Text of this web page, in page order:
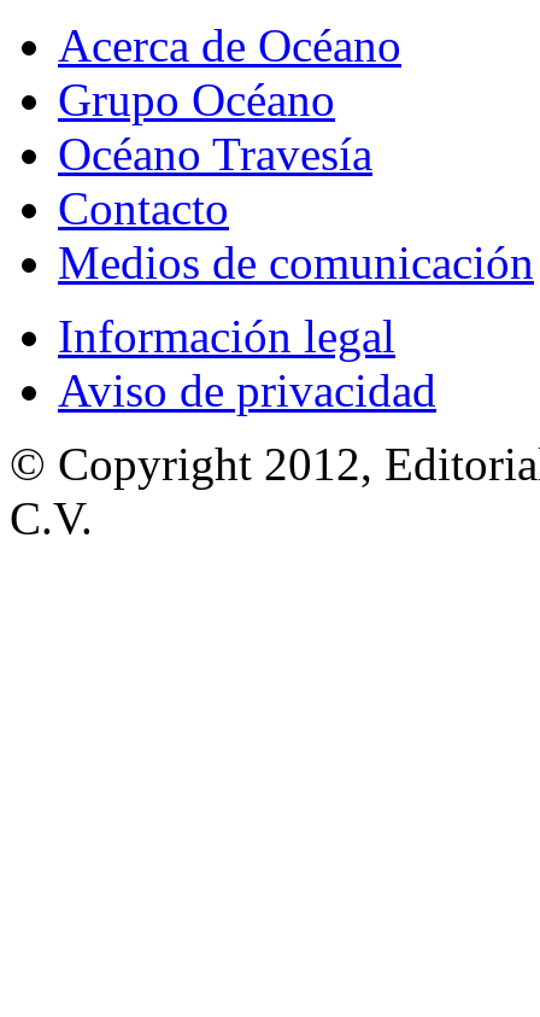
Acerca de Océano
Grupo Océano
Océano Travesía
Contacto
Medios de comunicación
Información legal
Aviso de privacidad
© Copyright 2012,
C.V.